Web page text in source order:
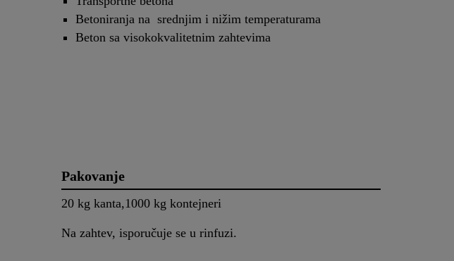
Betoniranja na srednjim i nižim temperaturama
Beton sa visokokvalitetnim zahtevima
Pakovanje
20 kg kanta,1000 kg kontejneri
Na zahtev, isporučuje se u rinfuzi.